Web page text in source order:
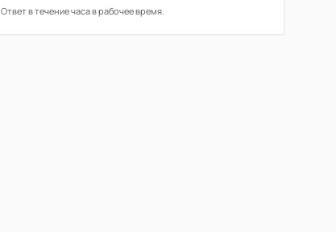
Ответ в течение часа в рабочее время.